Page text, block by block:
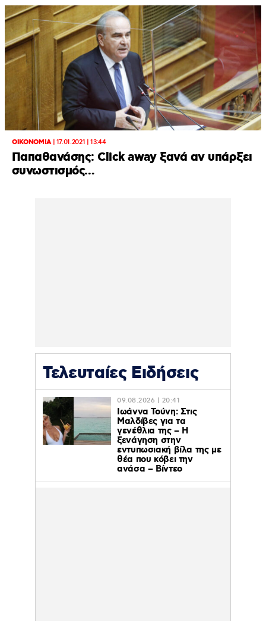
ΟΙΚΟΝΟΜΙΑ| 17.01.2021 | 13:44
Παπαθανάσης: Click away ξανά αν υπάρξει
συνωστισμός…
Τελευταίες Ειδήσεις
09.08.2026 | 20:41
Ιωάννα Τούνη: Στις
Μαλδίβες για τα
γενέθλια της – H
ξενάγηση στην
εντυπωσιακή βίλα της με
θέα που κόβει την
ανάσα – Βίντεο